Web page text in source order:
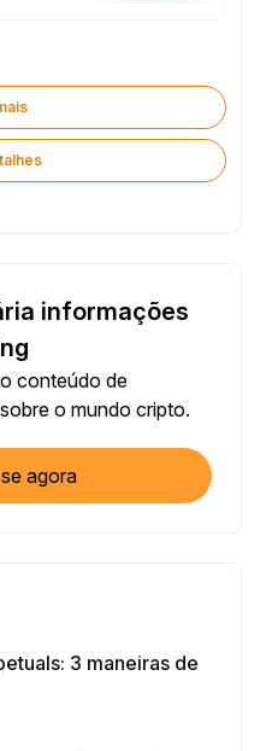
informações
conteúdo de
o mundo cripto.
agora
3 maneiras de